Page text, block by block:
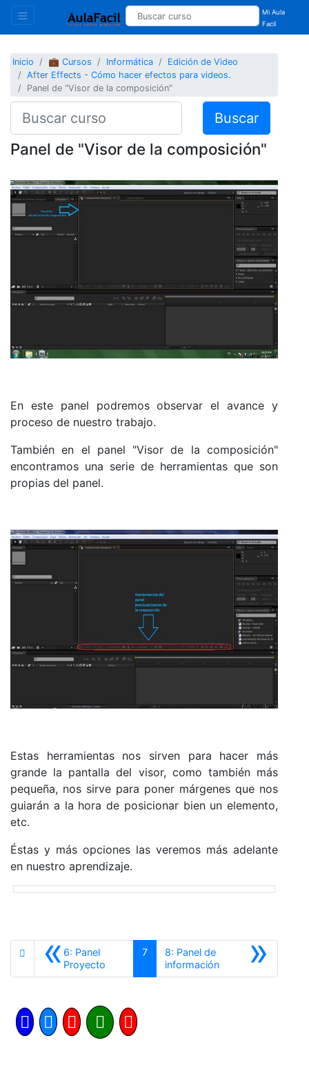
Mi Aula
Facil
Inicio 💼 Cursos Informática
Edición de Video
After Effects - Cómo hacer efectos para videos.
Panel de "Visor de la composición"
Buscar
Panel de "Visor de la composición"
En este panel podremos observar el avance y
proceso de nuestro trabajo.
También en el panel "Visor de la composición"
encontramos una serie de herramientas que son
propias del panel.
Estas herramientas nos sirven para hacer más
grande la pantalla del visor, como también más
pequeña, nos sirve para poner márgenes que nos
guiarán a la hora de posicionar bien un elemento,
etc.
Éstas y más opciones las veremos más adelante
en nuestro aprendizaje.
«6: Panel
Proyecto
7 »
8: Panel de
informaciónSiguiente